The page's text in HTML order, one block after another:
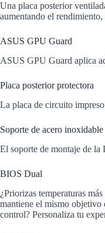
Una placa posterior
aumentando el
ASUS GPU Guard
ASUS GPU Guard aplica
Placa posterior protectora
La placa de circuito
Soporte de acero inoxidable
El soporte de montaje de la
BIOS Dual
¿Priorizas temperaturas
mantiene el mismo objetivo
control? Personaliza tu